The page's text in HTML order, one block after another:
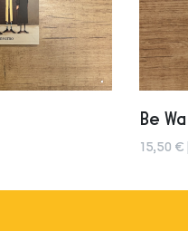
Be
15,50 € |